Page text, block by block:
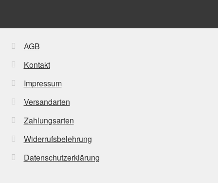
AGB
Kontakt
Impressum
Versandarten
Zahlungsarten
Widerrufsbelehrung
Datenschutzerklärung